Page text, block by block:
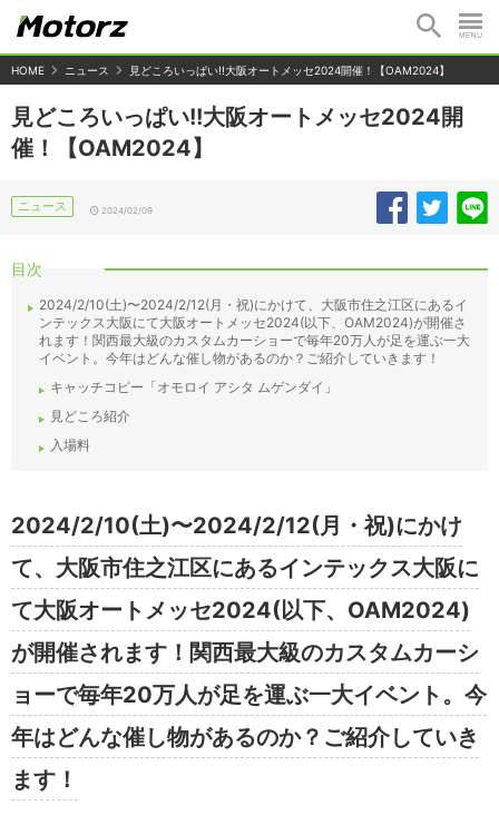
HOME ニュース 見どころいっぱい!!大阪オートメッセ2024開催！【OAM2024】
見どころいっぱい!!大阪オートメッセ2024開
催！【OAM2024】
ニュース 2024/02/09
目次
2024/2/10(土)〜2024/2/12(月・祝)にかけて、大阪市住之江区にあるイ
ンテックス大阪にて大阪オートメッセ2024(以下、OAM2024)が開催さ
れます！関西最大級のカスタムカーショーで毎年20万人が足を運ぶ一大
イベント。今年はどんな催し物があるのか？ご紹介していきます！
キャッチコピー「オモロイ アシタ ムゲンダイ」
見どころ紹介
入場料
2024/2/10(土)〜2024/2/12(月・祝)にかけ
て、大阪市住之江区にあるインテックス大阪に
て大阪オートメッセ2024(以下、OAM2024)
が開催されます！関西最大級のカスタムカーシ
ョーで毎年20万人が足を運ぶ一大イベント。今
年はどんな催し物があるのか？ご紹介していき
ます！